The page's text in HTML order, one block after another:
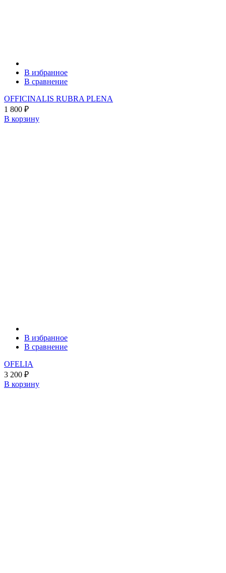
В избранное
В сравнение
OFFICINALIS RUBRA PLENA
1 800 ₽
В корзину
В избранное
В сравнение
OFELIA
3 200 ₽
В корзину